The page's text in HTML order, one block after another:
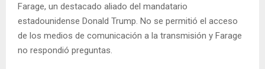
Farage, un destacado aliado del mandatario
estadounidense Donald Trump. No se permitió el acceso
de los medios de comunicación a la transmisión y Farage
no respondió preguntas.